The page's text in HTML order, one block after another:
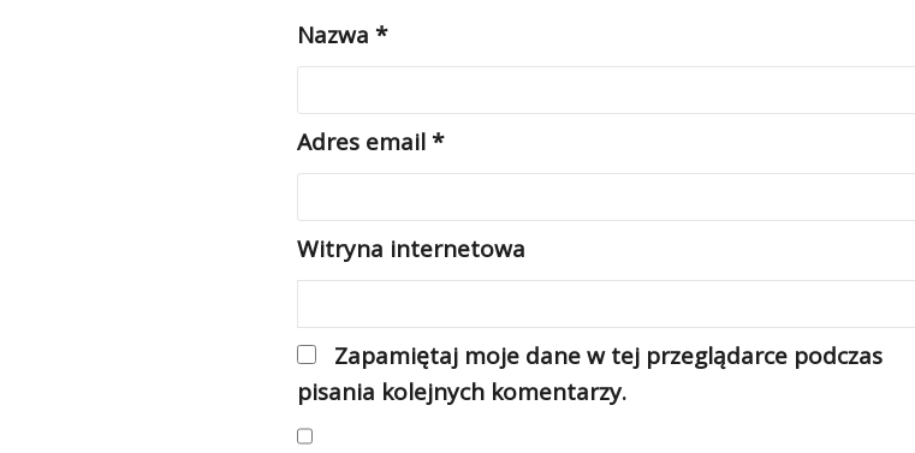
Nazwa *
Adres email*
Witryna internetowa
Zapamiętaj moje dane w tej przeglądarce podczas
pisania kolejnych komentarzy.